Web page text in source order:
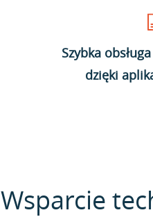
Szybka
dzięki
Wsparcie